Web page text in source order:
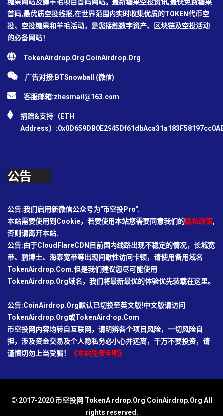
糖果网站及薅羊毛项目首码网站。最新糖果空投资讯,最快免费糖果
首码,最优质空投线报,在世界范围内实时收集优质的TOKEN代币空
投、空投糖果和羊毛活动，是您接触数字资产、区块链及空投活动
的必备网站！
TokenAirdrop.Org CoinAirdrop.Org
广告对接:BTSnowball (微信)
客服邮箱:zhesmail@163.com
捐赠&支持（ETH
Address）
公告
公告:我们启用新微信公众号为"币空投Pro".
本站需要使用到Cookie，若要使用本站您需要同意我们的隐私政策,
否则请离开本站.
公告:由于CloudFlareCDN目前国内线路出现不稳定的情况，长城宽
带、鹏博士、海泰宽带等出现间歇性访问卡顿，请使用备用域名
TokenAirdrop.Com.但是我们建议您尽可能使用
TokenAirdrop.Org域名，我们将最新最优的体验优先装载在这里。
公告:CoinAirdrop.Org默认已切换至英文版!中文版请访问
TokenAirdrop.Org或TokenAirdrop.Com
币空投网内容均转自互联网，请明辨各个项目风险，一切风险自
担，涉及资金交易及个人隐私务必小心并远离，千万不要投资，请
谨慎切勿上当受骗！
《本站免责申明》
© 2017-2020 币空投网 TokenAirdrop.Org CoinAirdrop.Org All
rights reserved.